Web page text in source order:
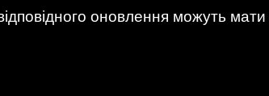
оновлення можуть